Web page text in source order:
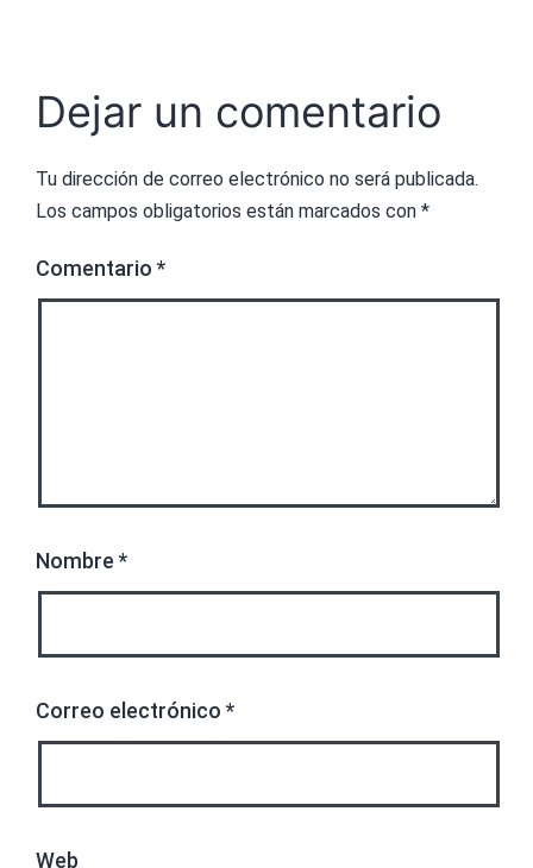
Dejar un comentario
Tu dirección de correo electrónico no será publicada.
Los campos obligatorios están marcados con *
Comentario *
Nombre *
Correo electrónico *
Web